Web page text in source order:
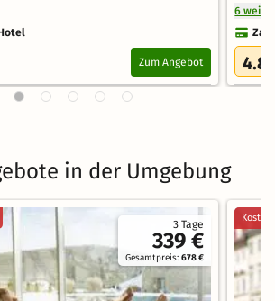
Zum Angebot
6
4.8
in der Umgebung
3 Tage
339 €
Gesamtpreis:678 €